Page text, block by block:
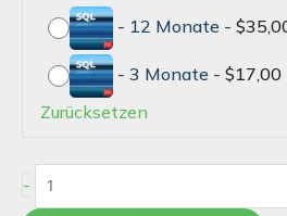
- 12 Monate - $
- 3 Monate - $17,00
Zurücksetzen
-
individuell
Menge